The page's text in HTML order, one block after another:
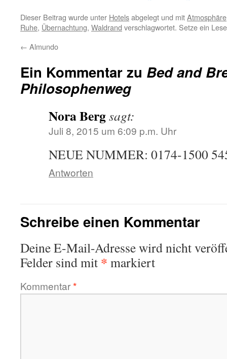
Dieser Beitrag wurde unter Hotelsabgelegt und mitAtmosphäre
Ruhe, Übernachtung, Waldrand verschlagwortet. Setze ein
← Almundo
Ein Kommentar zu Bed and
Philosophenweg
Nora Bergsagt:
Juli 8, 2015 um 6:09 p.m. Uhr
NEUE NUMMER: 0174-1500
Antworten
Schreibe einen Kommentar
Deine E-Mail-Adresse wird nicht
Felder sind mit * markiert
Kommentar*